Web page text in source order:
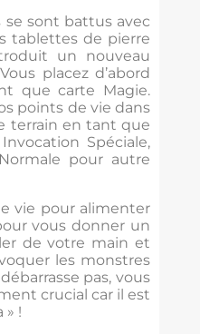
se sont battus avec
tablettes de pierre
un nouveau
placez d’abord
que carte Magie.
points de vie dans
terrain en tant que
Spéciale,
pour autre
vie pour alimenter
vous donner un
de votre main et
les monstres
pas, vous
crucial car il est
!